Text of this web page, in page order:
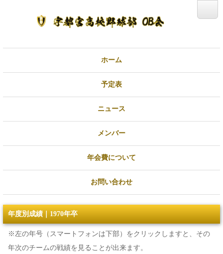
ホーム
予定表
ニュース
メンバー
年会費について
お問い合わせ
年度別成績｜1970年卒
※左の年号（スマートフォンは下部）をクリックしますと、その
年次のチームの戦績を見ることが出来ます。